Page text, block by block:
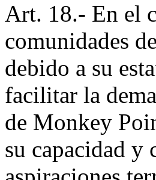
Art. 18.- En el
comunidades
debido a su
facilitar la
de Monkey
su capacidad y